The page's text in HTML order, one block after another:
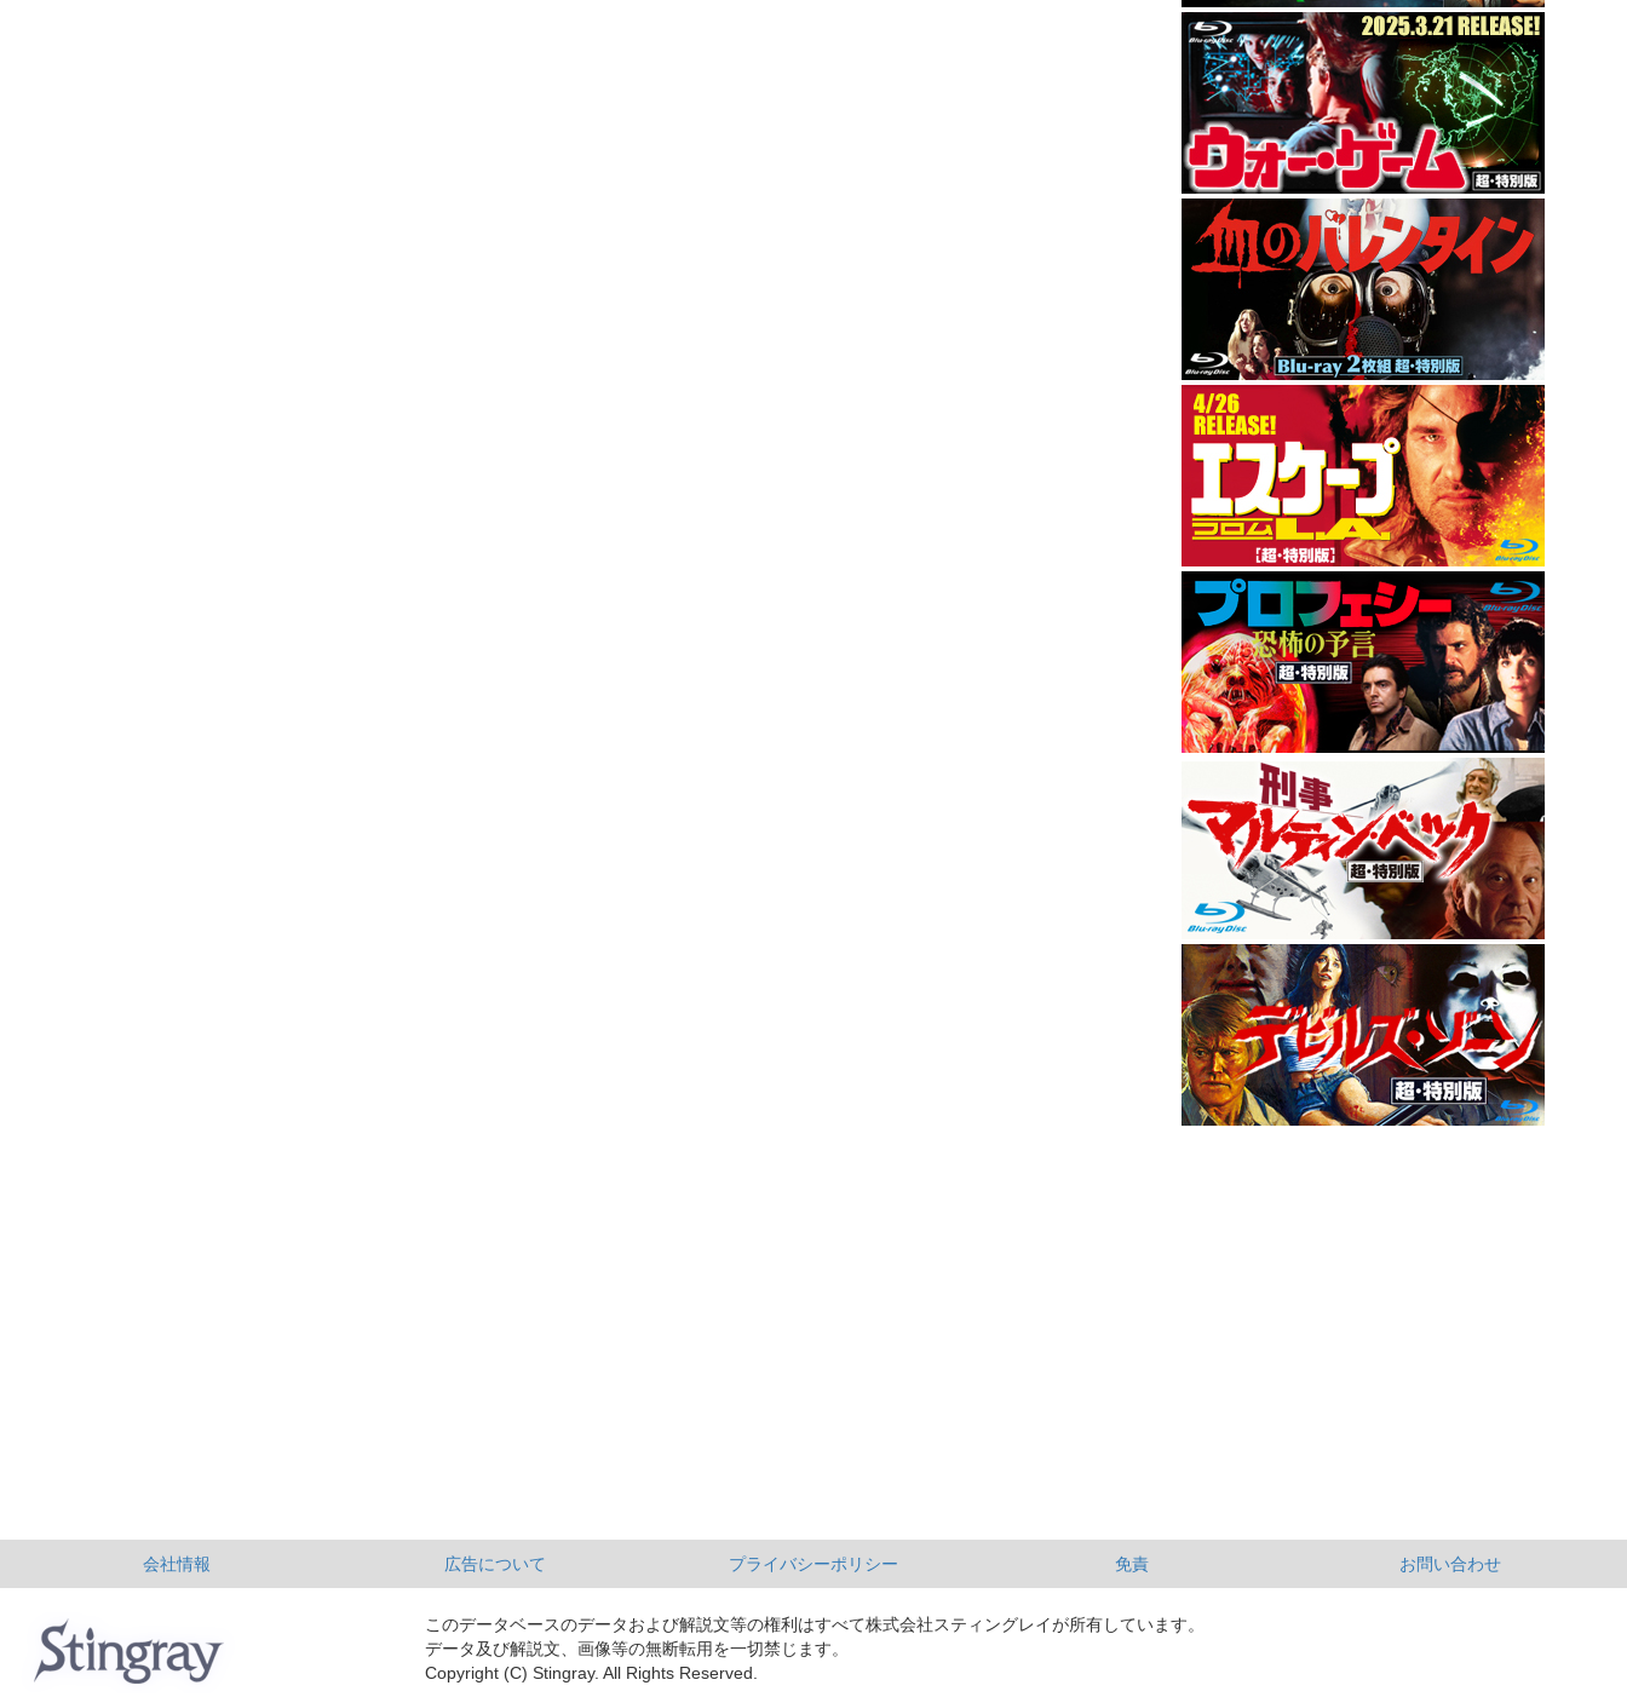
会社情報 広告について プライバシーポリシー 免責 お問い合わせ
このデータベースのデータおよび解説文等の権利はすべて株式会社スティングレイが所有しています。
データ及び解説文、画像等の無断転用を一切禁じます。
Copyright (C) Stingray. All Rights Reserved.